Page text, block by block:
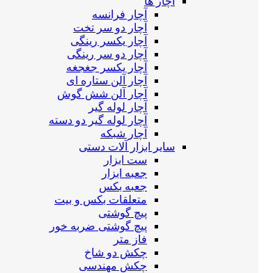
آچار فرانسه
آچار دو سر تخت
آچار یکسر رینگی
آچار دو سر رینگی
آچار یکسر جغجغه
آچار آلن ستاره ای
آچار آلن شش گوش
آچار لوله گیر
آچار لوله گیر دو دسته
آچار شبکه
سایر ابزار آلات دستی
ست ابزار
جعبه ابزار
جعبه بکس
متعلقات بکس و بیت
پیچ گوشتی
پیچ گوشتی ضربه خور
فاز متر
چکش دو شاخ
چکش مهندسی